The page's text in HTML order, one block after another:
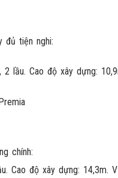
đủ tiện nghi:
lầu. Cao độ xây dựng:
chính:
Cao độ xây dựng: 14,3m.